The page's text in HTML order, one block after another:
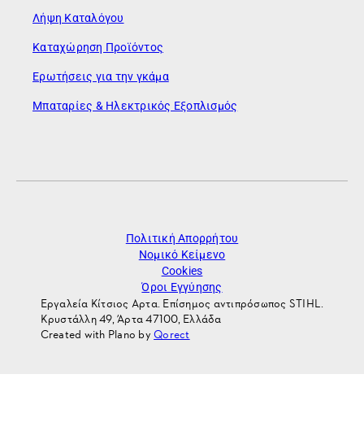
Λήψη Καταλόγου
Καταχώρηση Προϊόντος
Ερωτήσεις για την γκάμα
Μπαταρίες & Ηλεκτρικός Εξοπλισμός
Πολιτική Απορρήτου
Νομικό Κείμενο
Cookies
Όροι Εγγύησης
Εργαλεία Κίτσιος Αρτα. Επίσημος αντιπρόσωπος STIHL.
Κρυστάλλη 49, Άρτα 47100, Ελλάδα
Created with Plano byQorect